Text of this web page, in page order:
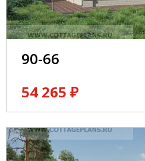
90-66
54 265 ₽